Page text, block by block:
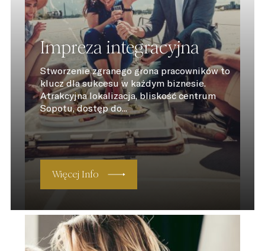
Impreza integracyjna
Stworzenie zgranego grona pracowników to
klucz dla sukcesu w każdym biznesie.
Atrakcyjna lokalizacja, bliskość centrum
Sopotu, dostęp do...
Więcej Info